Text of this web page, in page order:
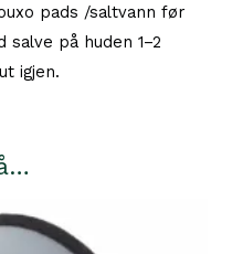
pads /saltvann før
på huden 1–2
igjen.